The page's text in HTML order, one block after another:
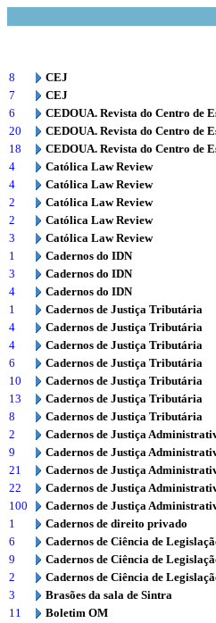
8
CEJ
7
CEJ
6
CEDOUA. Revista do Centro de
20
CEDOUA. Revista do Centro de
18
CEDOUA. Revista do Centro de
4
Católica Law Review
4
Católica Law Review
2
Católica Law Review
2
Católica Law Review
3
Católica Law Review
1
Cadernos do IDN
3
Cadernos do IDN
4
Cadernos do IDN
1
Cadernos de Justiça Tributária
4
Cadernos de Justiça Tributária
4
Cadernos de Justiça Tributária
6
Cadernos de Justiça Tributária
10
Cadernos de Justiça Tributária
13
Cadernos de Justiça Tributária
8
Cadernos de Justiça Tributária
2
Cadernos de Justiça
9
Cadernos de Justiça
21
Cadernos de Justiça
22
Cadernos de Justiça
100
Cadernos de Justiça
1
Cadernos de direito privado
6
Cadernos de Ciência de
9
Cadernos de Ciência de
2
Cadernos de Ciência de
3
Brasões da sala de Sintra
11
Boletim OM